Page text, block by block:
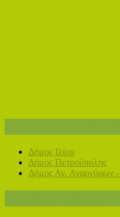
Δήμος Ιλίου
Δήμος Πετρούπολης
Δήμος Αγ. Αναργύρων